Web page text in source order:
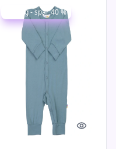
Udsalg - spar 40 %
Quick